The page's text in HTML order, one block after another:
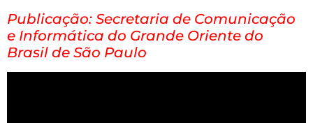
Publicação: Secretaria de Comunicação
e Informática do Grande Oriente do
Brasil de São Paulo